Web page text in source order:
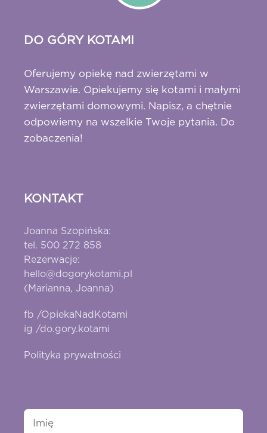
DO GÓRY KOTAMI
Oferujemy opiekę nad zwierzętami w
Warszawie. Opiekujemy się kotami i małymi
zwierzętami domowymi. Napisz, a chętnie
odpowiemy na wszelkie Twoje pytania. Do
zobaczenia!
KONTAKT
Joanna Szopińska:
tel. 500 272 858
Rezerwacje:
hello@dogorykotami.pl
(Marianna, Joanna)
fb /OpiekaNadKotami
ig /do.gory.kotami
Polityka prywatności